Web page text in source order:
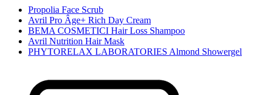
Propolia Face Scrub
Avril Pro Âge+ Rich Day Cream
BEMA COSMETICI Hair Loss Shampoo
Avril Nutrition Hair Mask
PHYTORELAX LABORATORIES Almond Showergel